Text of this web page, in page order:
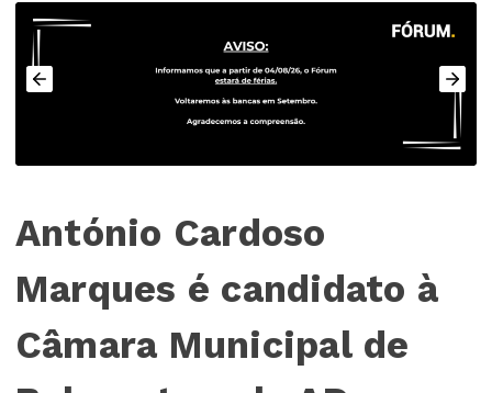
António Cardoso
Marques é candidato à
Câmara Municipal de